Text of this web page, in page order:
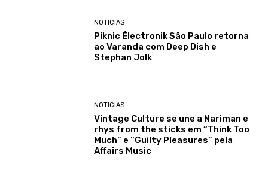
NOTICIAS
Piknic Électronik São Paulo retorna
ao Varanda com Deep Dish e
Stephan Jolk
NOTICIAS
Vintage Culture se une a Nariman e
rhys from the sticks em “Think Too
Much” e “Guilty Pleasures” pela
Affairs Music